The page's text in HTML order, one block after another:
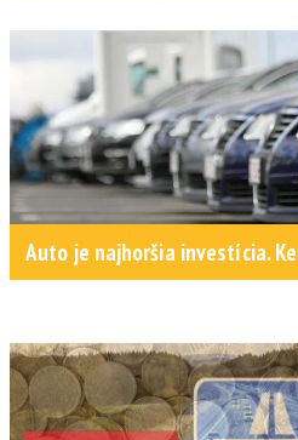
Auto je najhoršia investícia.